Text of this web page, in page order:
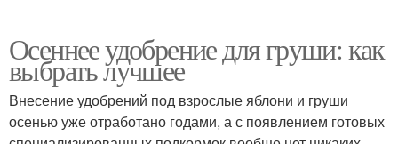
Осеннее удобрение для груши: как
выбрать лучшее
Внесение удобрений под взрослые яблони и груши
осенью уже отработано годами, а с появлением готовых